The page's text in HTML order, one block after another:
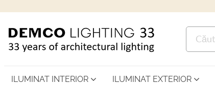
ILUMINAT INTERIOR ILUMINAT EXTERIOR